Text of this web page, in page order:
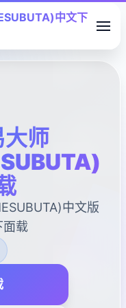
中文下
师
中文版
面载